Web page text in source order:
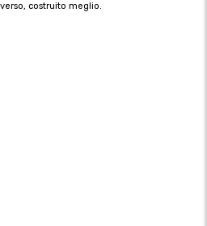
costruito meglio.